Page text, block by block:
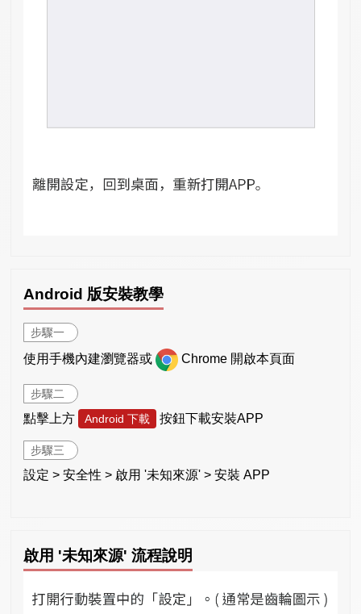
Android 版安裝教學
步驟一
使用手機內建瀏覽器或 Chrome 開啟本頁面
步驟二
點擊上方 Android 下載 按鈕下載安裝APP
步驟三
設定 > 安全性 > 啟用 '未知來源' > 安裝 APP
啟用 '未知來源' 流程說明